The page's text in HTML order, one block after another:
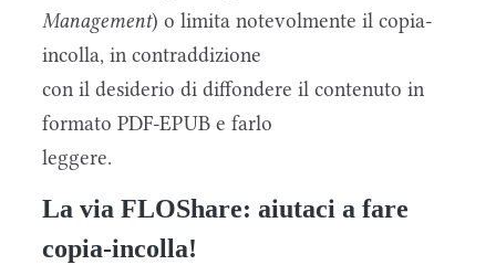
Management) o limita notevolmente il copia-
incolla, in contraddizione
con il desiderio di diffondere il contenuto in
formato PDF-EPUB e farlo
leggere.
La via FLOShare: aiutaci a fare
copia-incolla!